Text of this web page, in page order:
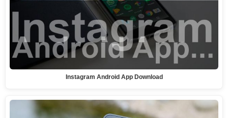
Instagram Android App Download